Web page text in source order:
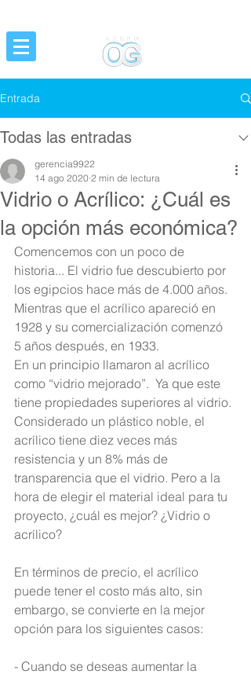
Entrada
Todas las entradas
Vidrio o Acrílico: ¿Cuál es
la opción más económica?
gerencia9922
14 ago 2020 2 min de lectura
Comencemos con un poco de
historia... El vidrio fue descubierto por
los egipcios hace más de 4.000 años.
Mientras que el acrílico apareció en
1928 y su comercialización comenzó
5 años después, en 1933.
En un principio llamaron al acrílico
como “vidrio mejorado”.  Ya que este
tiene propiedades superiores al vidrio.
Considerado un plástico noble, el
acrílico tiene diez veces más
resistencia y un 8% más de
transparencia que el vidrio. Pero a la
hora de elegir el material ideal para tu
proyecto, ¿cuál es mejor? ¿Vidrio o
acrílico?
En términos de precio, el acrílico
puede tener el costo más alto, sin
embargo, se convierte en la mejor
opción para los siguientes casos:
- Cuando se deseas aumentar la